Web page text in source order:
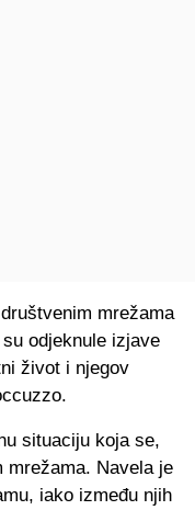
mrežama
odjeknule izjave
život i njegov
situaciju koja se,
mrežama. Navela je
iako između njih